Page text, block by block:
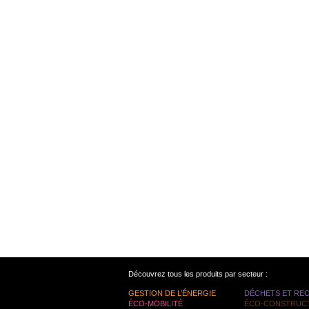
Découvrez tous les produits par secteur :
GESTION DE L’ÉNERGIE DÉCHETS ET
ÉCO-MOBILITÉ
ÉCO-